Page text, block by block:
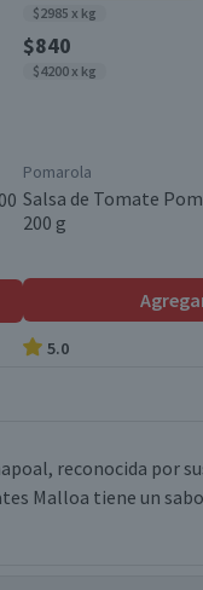
$2985 x kg
$840
$4200 x kg
Pomarola
Salsa de Tomate
200 g
5.0
reconocida por
Malloa tiene un